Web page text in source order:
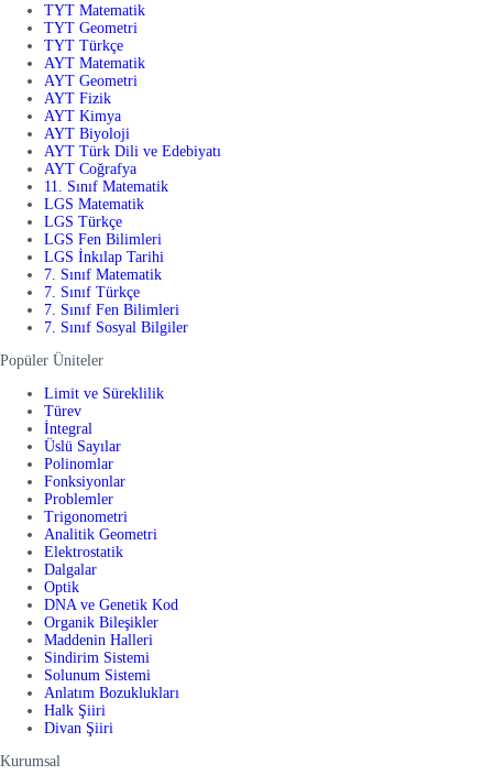
TYT Matematik
TYT Geometri
TYT Türkçe
AYT Matematik
AYT Geometri
AYT Fizik
AYT Kimya
AYT Biyoloji
AYT Türk Dili ve Edebiyatı
AYT Coğrafya
11. Sınıf Matematik
LGS Matematik
LGS Türkçe
LGS Fen Bilimleri
LGS İnkılap Tarihi
7. Sınıf Matematik
7. Sınıf Türkçe
7. Sınıf Fen Bilimleri
7. Sınıf Sosyal Bilgiler
Popüler Üniteler
Limit ve Süreklilik
Türev
İntegral
Üslü Sayılar
Polinomlar
Fonksiyonlar
Problemler
Trigonometri
Analitik Geometri
Elektrostatik
Dalgalar
Optik
DNA ve Genetik Kod
Organik Bileşikler
Maddenin Halleri
Sindirim Sistemi
Solunum Sistemi
Anlatım Bozuklukları
Halk Şiiri
Divan Şiiri
Kurumsal